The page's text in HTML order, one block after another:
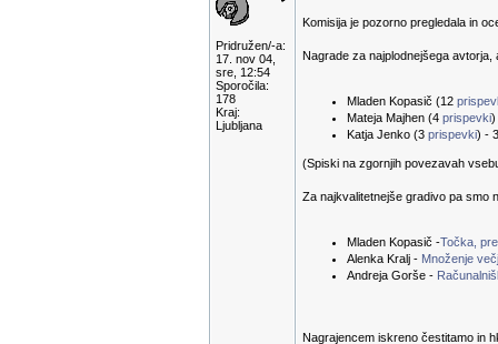
Pridružen/-a:
17. nov 04,
sre, 12:54
Sporočila:
178
Kraj:
Ljubljana
Komisija je pozorno pregledala in
Nagrade za najplodnejšega avtorja,
Mladen Kopasič (12
Mateja Majhen (4 prispevki)
Katja Jenko (3 prispevki) -
(Spiski na zgornjih povezavah
Za najkvalitetnejše gradivo pa smo
Mladen Kopasič -Točka,
Alenka Kralj - Množenje
Andreja Gorše -
Nagrajencem iskreno čestitamo in